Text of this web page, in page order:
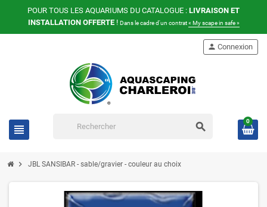
POUR TOUS LES AQUARIUMS DU CATALOGUE : LIVRAISON ET
INSTALLATION OFFERTE! Dans le cadre d'un contrat« My scape in safe »
view_headline search
person Connexion
0
chevron_right JBL SANSIBAR - sable/gravier - couleur au choix